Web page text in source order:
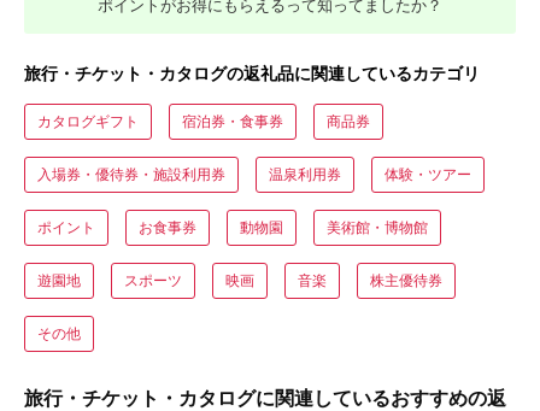
ポイントがお得にもらえるって知ってましたか？
旅行・チケット・カタログの返礼品に関連しているカテゴリ
カタログギフト 宿泊券・食事券 商品券
入場券・優待券・施設利用券 温泉利用券 体験・ツアー
ポイント お食事券 動物園 美術館・博物館
遊園地 スポーツ 映画 音楽 株主優待券
その他
旅行・チケット・カタログに関連しているおすすめの返